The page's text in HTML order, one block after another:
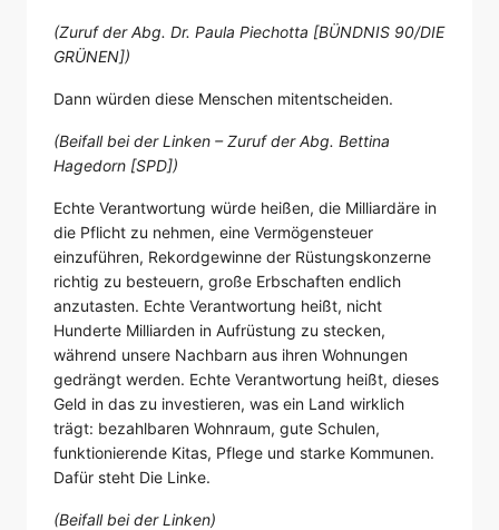
(Zuruf der Abg. Dr. Paula Piechotta [BÜNDNIS 90/DIE
GRÜNEN])
Dann würden diese Menschen mitentscheiden.
(Beifall bei der Linken – Zuruf der Abg. Bettina
Hagedorn [SPD])
Echte Verantwortung würde heißen, die Milliardäre in
die Pflicht zu nehmen, eine Vermögensteuer
einzuführen, Rekordgewinne der Rüstungskonzerne
richtig zu besteuern, große Erbschaften endlich
anzutasten. Echte Verantwortung heißt, nicht
Hunderte Milliarden in Aufrüstung zu stecken,
während unsere Nachbarn aus ihren Wohnungen
gedrängt werden. Echte Verantwortung heißt, dieses
Geld in das zu investieren, was ein Land wirklich
trägt: bezahlbaren Wohnraum, gute Schulen,
funktionierende Kitas, Pflege und starke Kommunen.
Dafür steht Die Linke.
(Beifall bei der Linken)